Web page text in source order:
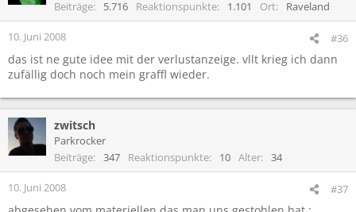
Beiträge
5.716 Reaktionspunkte 1.101 Ort Raveland
10. Juni 2008 #36
das ist ne gute idee mit der verlustanzeige. vllt krieg ich dann
zufällig doch noch mein graffl wieder.
zwitsch
Parkrocker
Beiträge
347 Reaktionspunkte 10 Alter 34
10. Juni 2008 #37